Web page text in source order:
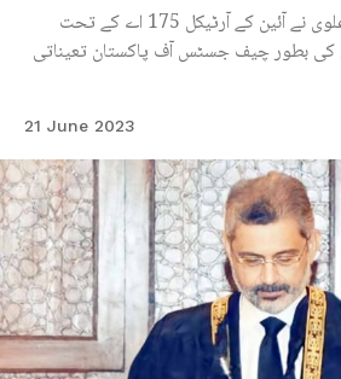
صدرِ مملکت ڈاکٹر عارف علوی نے آئین کے آرٹیکل 175 اے کے تحت
بطور چیف جسٹس آف پاکستان تعیناتی
21 June 2023